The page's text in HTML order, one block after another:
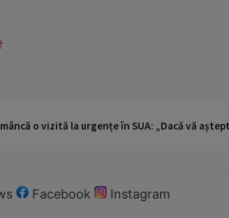
o vizită la urgențe în SUA: „Dacă vă
Facebook Instagram